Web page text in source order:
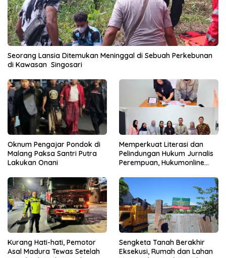
Seorang Lansia Ditemukan Meninggal di Sebuah Perkebunan
di Kawasan Singosari
Oknum Pengajar Pondok di
Malang Paksa Santri Putra
Lakukan Onani
Memperkuat Literasi dan
Pelindungan Hukum Jurnalis
Perempuan, Hukumonline
Gratis
Kurang Hati-hati, Pemotor
Asal Madura Tewas Setelah
Sengketa Tanah Berakhir
Eksekusi, Rumah dan Lahan